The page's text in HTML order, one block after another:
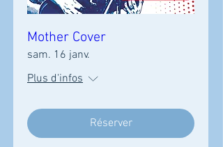
Mother Cover
sam. 16 janv.
Plus d'infos
Réserver